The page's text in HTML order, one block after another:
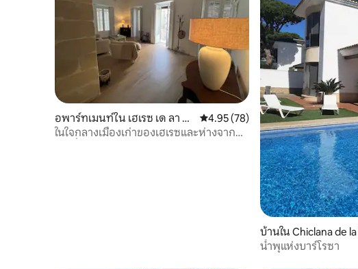
อพาร์ทเมนท์ใน เฮเรซ เด ลา ฟร
อนเตรา
คะแนนเฉลี่ย 4.95 จาก 5, 78 รีวิว
4.95 (78)
ในใจกลางเมืองเก่าของเฮเรซและห่างจาก
บ้านใน Chiclana de
a
น้ำพุแห่งบาร์โรซา